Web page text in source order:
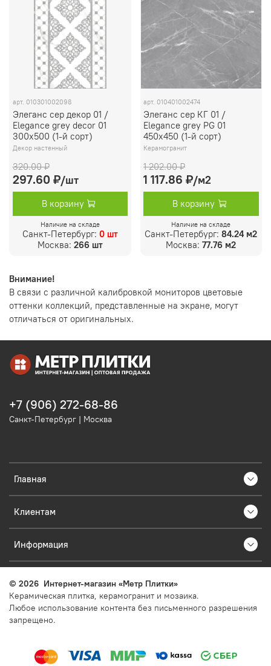
арт. 010301002098
Элеганс сер декор 01 /
Elegance grey decor 01
300х500 (1-й сорт)
Декор настенный
320.00 ₽
297.60 ₽/шт
В корзину
Наличие на складе
Санкт-Петербург: 0 шт
Москва: 266 шт
арт. 010401002474
Элеганс сер КГ 01 /
Elegance grey PG 01
450х450 (1-й сорт)
Керамогранит
1 202.00 ₽
1 117.86 ₽/м2
В корзину
Наличие на складе
Санкт-Петербург:84.24 м2
Москва:77.76 м2
Внимание!
В связи с различной калибровкой мониторов цветовые
оттенки коллекций, представленные на экране, могут
отличаться от оригинальных.
Главная
Клиентам
Информация
+7 (906) 272-68-86
Санкт-Петербург | Москва
© 2026 Интернет-магазин «Метр Плитки»
Керамическая плитка, керамогранит и мозаика.
Любое использование контента без письменного разрешения
запрещено.